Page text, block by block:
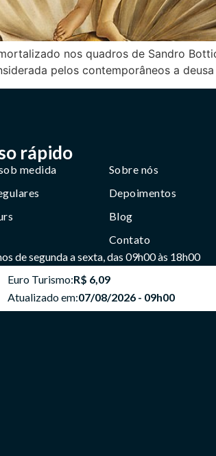
nos quadros de Sandro
pelos contemporâneos a deusa
rápido
medida
Sobre nós
Depoimentos
Blog
Contato
de segunda a sexta, das 09h00 às 18h00
Euro Turismo:R$ 6,09
Atualizado em:07/08/2026 - 09h00